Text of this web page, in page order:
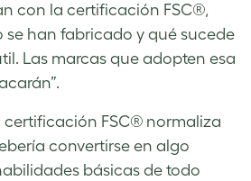
con la certificación FSC®,
se han fabricado y qué sucede
Las marcas que adopten esa
certificación FSC® normaliza
convertirse en algo
básicas de todo